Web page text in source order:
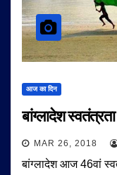
आज का दिन
बांग्लादेश
MAR 26, 2018
बांग्लादेश आज 46वां